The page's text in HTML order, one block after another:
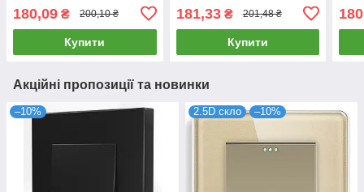
180,09 ₴ 200,10 ₴
Купити
181,33₴ 201,48 ₴
Купити
Акційні пропозиції та новинки
–10% 2.5D скло –10%